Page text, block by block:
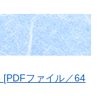
[PDFファイル／64